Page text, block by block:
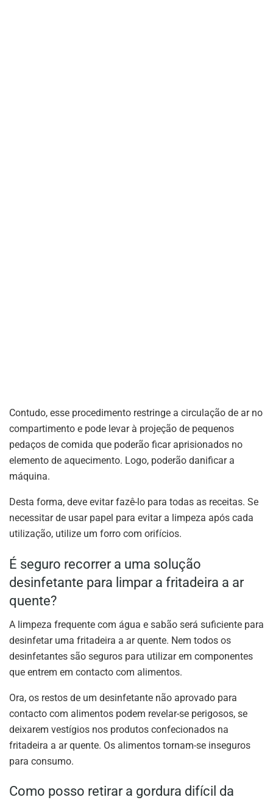
Contudo, esse procedimento restringe a circulação de ar no
compartimento e pode levar à projeção de pequenos
pedaços de comida que poderão ficar aprisionados no
elemento de aquecimento. Logo, poderão danificar a
máquina.
Desta forma, deve evitar fazê-lo para todas as receitas. Se
necessitar de usar papel para evitar a limpeza após cada
utilização, utilize um forro com orifícios.
É seguro recorrer a uma solução
desinfetante para limpar a fritadeira a ar
quente?
A limpeza frequente com água e sabão será suficiente para
desinfetar uma fritadeira a ar quente. Nem todos os
desinfetantes são seguros para utilizar em componentes
que entrem em contacto com alimentos.
Ora, os restos de um desinfetante não aprovado para
contacto com alimentos podem revelar-se perigosos, se
deixarem vestígios nos produtos confecionados na
fritadeira a ar quente. Os alimentos tornam-se inseguros
para consumo.
Como posso retirar a gordura difícil da